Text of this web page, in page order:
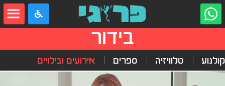
בידור
קולנוע טלוויזיה ספרים אירועים ובילויים